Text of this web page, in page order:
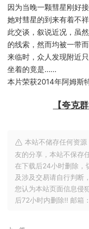
因为当晚一颗彗星刚好
她对彗星的到来有着不
此交谈，叙说近况，虽
的线索，然而均被一带
来临时，众人发现附近
坐着的竟是……
本片荣获2014年阿姆斯
【夸克
本站不储存任何资
友的分享，本站不保存
在下载后24小时删除，
及涉及交易请自行判断
您认为本站页面信息侵
后72小时内删除!! 邮